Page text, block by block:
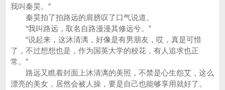
我叫秦昊。”
秦昊拍了拍路远的肩膀叹了口气说道。
“我叫路远，取名自路漫漫其修远兮。”
“说起来，这沐清漓，好像是有男朋友，哎，真是可惜
了，不过想想也是，作为国英大学的校花，有人追求也正
常。”
路远又瞧着封面上沐清漓的美照，不禁是心生怨艾，这么
漂亮的美女，居然会被人操，要是自己也能够享用就好了。